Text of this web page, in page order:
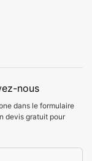
nous
dans le formulaire
devis gratuit pour